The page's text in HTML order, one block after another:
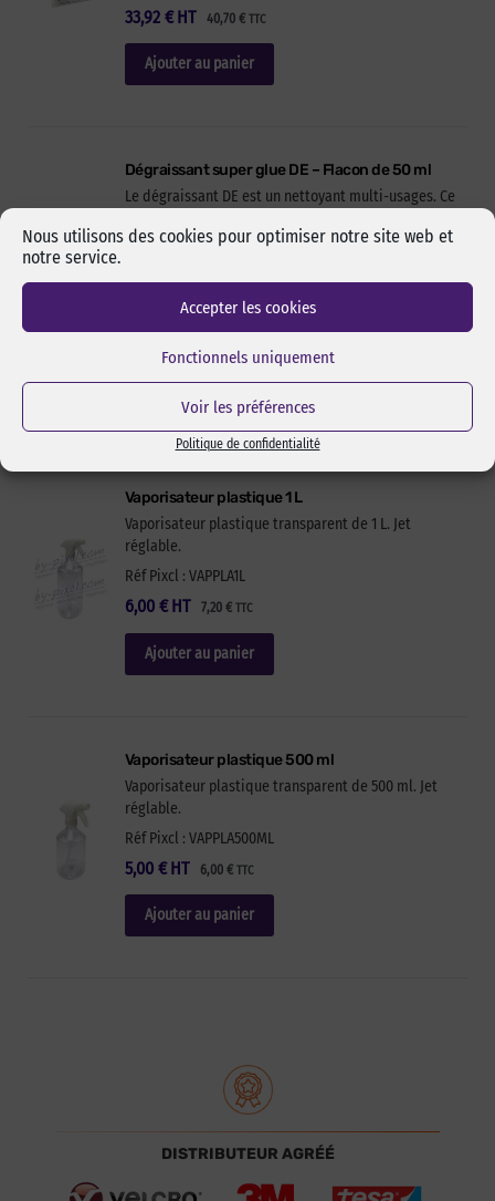
Nous utilisons des cookies pour optimiser notre site web et
notre service.
Accepter les cookies
Fonctionnels uniquement
Voir les préférences
Politique de confidentialité
33,92 € 40,70 €TTC
HT
Ajouter au panier
Dégraissant super glue DE – Flacon de 50 ml
Le dégraissant DE est un nettoyant multi-usages. Ce
nettoyant de freins. Il sèche rapidement et ne laisse
endommager les plastiques)
Réf Pixcl : CYANODEFla50ml
7,02 TTC
Vaporisateur plastique 1 L
Vaporisateur plastique transparent de 1 L. Jet
réglable.
Réf Pixcl : VAPPLA1L
6,00 € 7,20 €TTC
HT
Ajouter au panier
Vaporisateur plastique 500 ml
Vaporisateur plastique transparent de 500 ml. Jet
réglable.
Réf Pixcl : VAPPLA500ML
5,00 € 6,00 €TTC
HT
Ajouter au panier
DISTRIBUTEUR AGRÉÉ